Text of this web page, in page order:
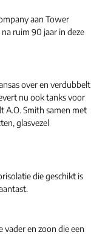
aan Tower
ruim 90 jaar in deze
over en verdubbelt
nu ook tanks voor
A.O. Smith samen met
glasvezel
die geschikt is
vader en zoon die een